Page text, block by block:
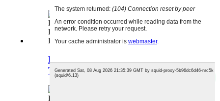
Einfaches Design, mehrfarbige
Textur, Betonfliese …